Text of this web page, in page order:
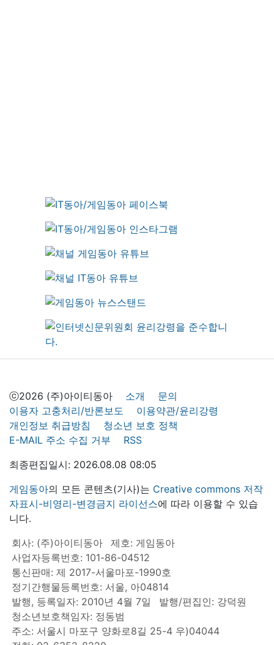
ⓒ2026 (주)아이티동아 소개
문의
이용자 고충처리/반론보도
이용약관/윤리강령
개인정보 취급방침
청소년 보호 정책
E-MAIL 주소 수집 거부
RSS
최종편집일시: 2026.08.08 08:05
게임동아의 모든 콘텐츠(기사)는 Creative commons 저작
자표시-비영리-변경금지 라이선스에 따라 이용할 수 있습
니다.
회사: (주)아이티동아
제호: 게임동아
사업자등록번호: 101-86-04512
통신판매: 제 2017-서울마포-1990호
정기간행물등록번호: 서울, 아04814
발행, 등록일자: 2010년 4월 7일
발행/편집인: 강덕원
청소년보호책임자: 정동범
주소: 서울시 마포구 양화로8길 25-4 우)04044